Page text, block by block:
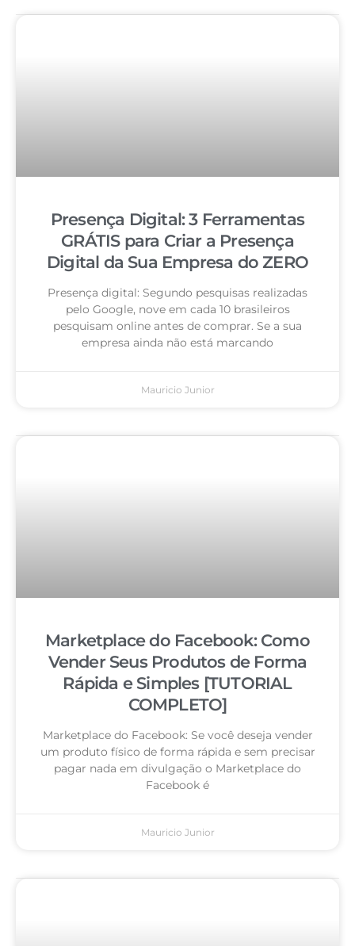
Presença Digital: 3 Ferramentas
GRÁTIS para Criar a Presença
Digital da Sua Empresa do ZERO
Presença digital: Segundo pesquisas realizadas
pelo Google, nove em cada 10 brasileiros
pesquisam online antes de comprar. Se a sua
empresa ainda não está marcando
Mauricio Junior
Marketplace do Facebook: Como
Vender Seus Produtos de Forma
Rápida e Simples [TUTORIAL
COMPLETO]
Marketplace do Facebook: Se você deseja vender
um produto físico de forma rápida e sem precisar
pagar nada em divulgação o Marketplace do
Facebook é
Mauricio Junior